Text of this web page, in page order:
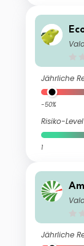
Jährliche
-50%
Risiko-Level
1
Jährliche